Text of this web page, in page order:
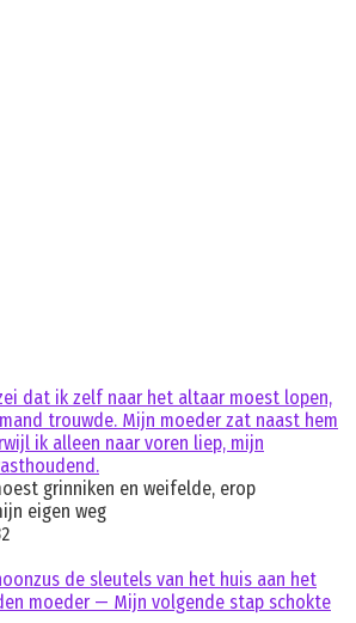
dat ik zelf naar het altaar moest lopen,
trouwde. Mijn moeder zat naast hem
ik alleen naar voren liep, mijn
grinniken en weifelde, erop
eigen weg
de sleutels van het huis aan het
moeder — Mijn volgende stap schokte